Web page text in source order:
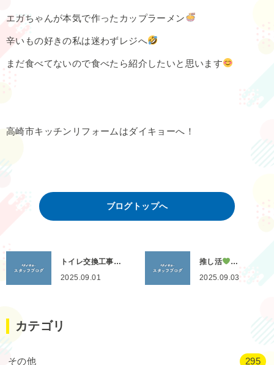
エガちゃんが本気で作ったカップラーメン
辛いもの好きの私は迷わずレジへ
まだ食べてないので食べたら紹介したいと思います
高崎市キッチンリフォームはダイキョーへ！
ブログトップへ
トイレ交換工事…
2025.09.01
推し活
…
2025.09.03
カテゴリ
その他 295